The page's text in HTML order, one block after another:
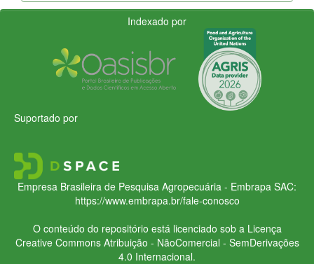
Indexado por
Suportado por
Empresa Brasileira de Pesquisa Agropecuária - Embrapa SAC:
https://www.embrapa.br/fale-conosco
O conteúdo do repositório está licenciado sob a Licença
Creative CommonsAtribuição - NãoComercial - SemDerivações
4.0 Internacional.